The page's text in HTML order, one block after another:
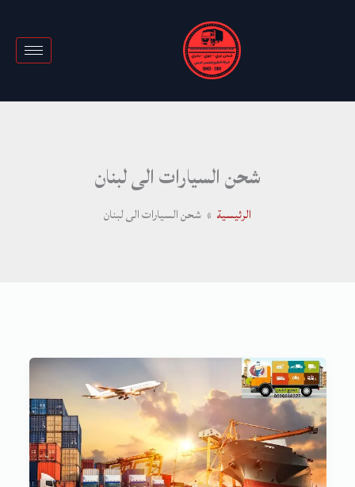
شحن السيارات الى لبنان
الرئيسية شحن السيارات الى لبنان